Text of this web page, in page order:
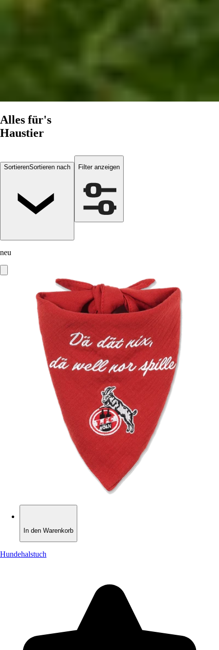
Alles für's
Haustier
SortierenSortieren nach Filter anzeigen
neu
In den Warenkorb
Hundehalstuch